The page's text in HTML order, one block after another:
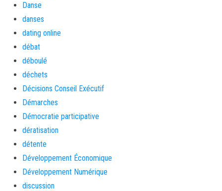
Danse
danses
dating online
débat
déboulé
déchets
Décisions Conseil Exécutif
Démarches
Démocratie participative
dératisation
détente
Développement Économique
Développement Numérique
discussion